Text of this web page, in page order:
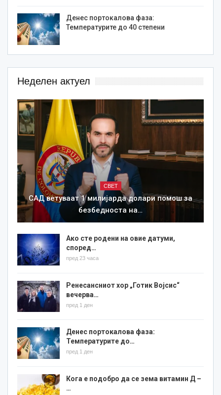
Денес портокалова фаза:
Температурите до 40 степени
Неделен актуел
СВЕТ
САД ветуваат 1 милијарда долари помош за
безбедноста на…
Ако сте родени на овие датуми,
според…
пред 23 часа
Ренесансниот хор „Готик Војсис“
вечерва…
пред 1 ден
Денес портокалова фаза:
Температурите до…
пред 1 ден
Кога е подобро да се зема витамин Д –
…